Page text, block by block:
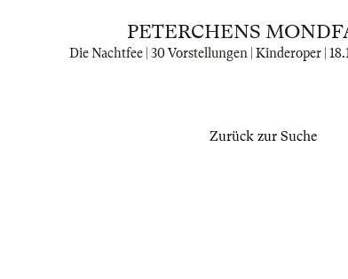
PETERCHENS
Die Nachtfee | 30 Vorstellungen | Kinderoper |
Zurück zur Suche